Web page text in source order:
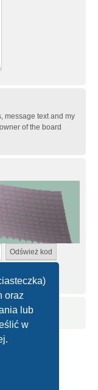
oraz
lub
w
message text and my
of the board